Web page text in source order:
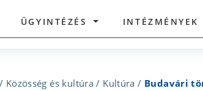
ÜGYINTÉZÉS INTÉZMÉNYEK
/ Közösség és kultúra / Kultúra / Budavári